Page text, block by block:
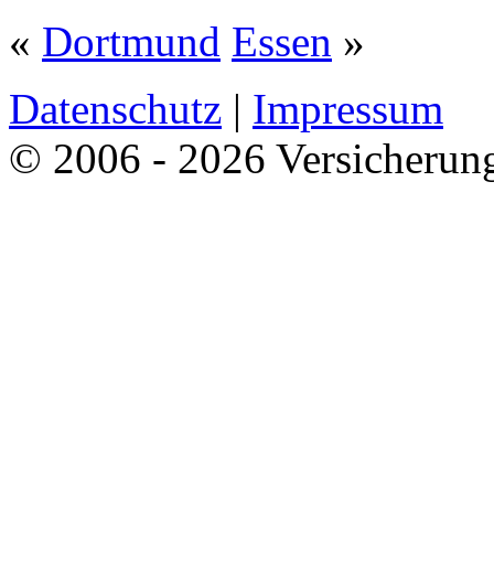
« Dortmund Essen »
Datenschutz | Impressum
© 2006 - 2026